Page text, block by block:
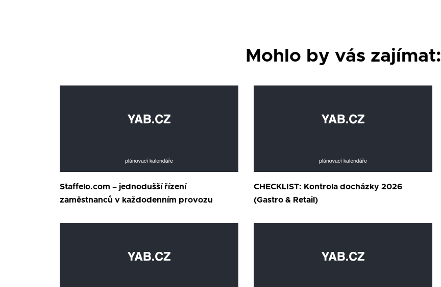
Mohlo by vás zajímat:
Staffelo.com – jednodušší řízení
zaměstnanců v každodenním provozu
CHECKLIST: Kontrola docházky 2026
(Gastro & Retail)